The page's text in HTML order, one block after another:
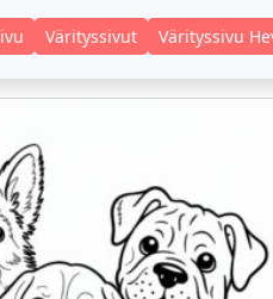
Värityssivut Värityssivu